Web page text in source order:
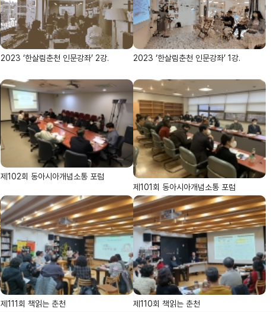
2023 ‘한살림춘천 인문강좌’ 2강. 2023 ‘한살림춘천 인문강좌’ 1강.
제102회 동아시아개념소통 포럼
제101회 동아시아개념소통 포럼
제111회 책읽는 춘천 제110회 책읽는 춘천